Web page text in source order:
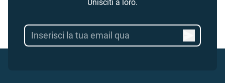
Unisciti a loro.